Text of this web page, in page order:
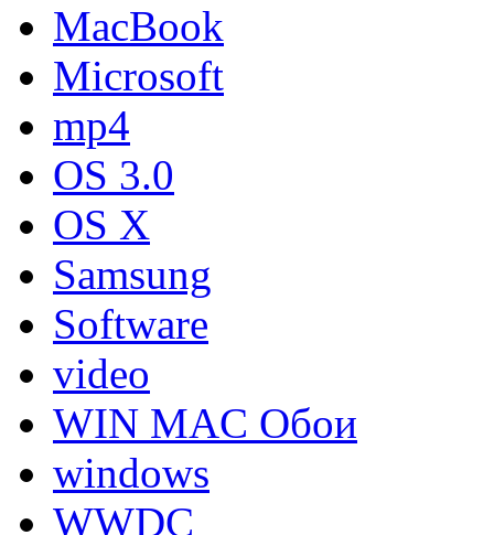
MacBook
Microsoft
mp4
OS 3.0
OS X
Samsung
Software
video
WIN MAC Обои
windows
WWDC